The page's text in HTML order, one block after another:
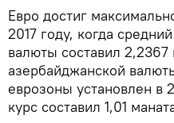
Евро достиг
2017 году, когда
валюты составил
азербайджанской
еврозоны установлен в
курс составил 1,01